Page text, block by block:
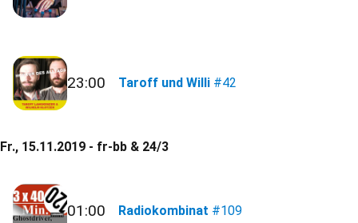
23:00 Taroff und Willi #42
Fr., 15.11.2019 - fr-bb & 24/3
01:00 Radiokombinat #109